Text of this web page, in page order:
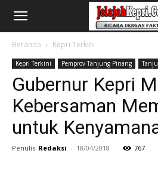
Beranda Kepri Terkini
Kepri Terkini Pemprov Tanjung Pinang
Gubernur Kepri
Kebersaman
untuk
Penulis Redaksi - 18/04/2018 767